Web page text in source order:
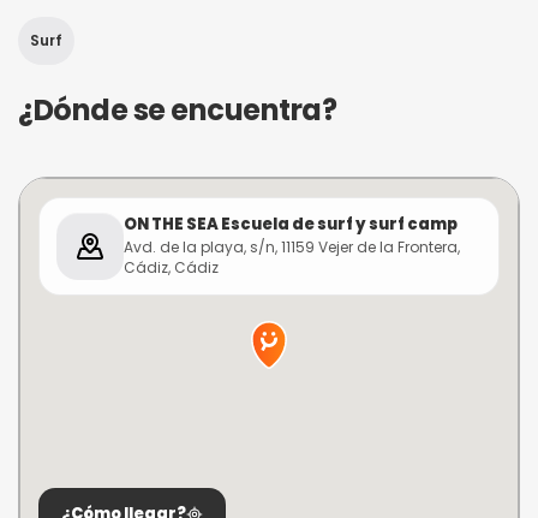
Surf
¿Dónde se encuentra?
ON THE SEA Escuela de surf y surf camp
Avd. de la playa, s/n, 11159 Vejer de la Frontera,
Cádiz, Cádiz